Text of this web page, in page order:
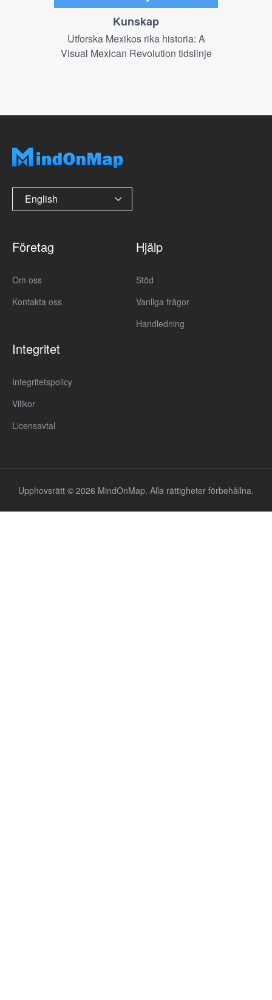
Kunskap
Utforska Mexikos rika historia: A
Visual Mexican Revolution tidslinje
English
Företag
Om oss
Kontakta oss
Hjälp
Stöd
Vanliga frågor
Handledning
Integritet
Integritetspolicy
Villkor
Licensavtal
Upphovsrätt © 2026 MindOnMap. Alla rättigheter förbehållna.